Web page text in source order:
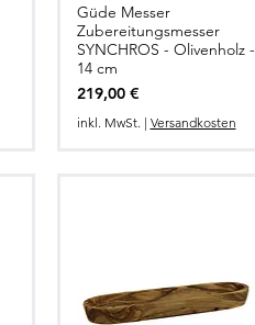
Schnellansicht
Güde Messer
Zubereitungsmesser
SYNCHROS - Olivenholz -
14 cm
Preis
219,00 €
inkl. MwSt. | Versandkosten